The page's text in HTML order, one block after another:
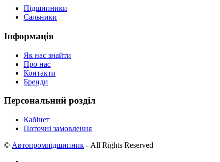
Підшипники
Сальники
Інформація
Як нас знайти
Про нас
Контакти
Бренди
Персональний розділ
Кабінет
Поточні замовлення
© Автопромпідшипник - All Rights Reserved